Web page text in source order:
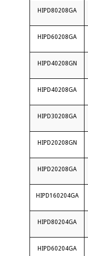
HIPD80208GA
HIPD60208GA
HIPD40208GN
HIPD40208GA
HIPD30208GA
HIPD20208GN
HIPD20208GA
HIPD160204GA
HIPD80204GA
HIPD60204GA